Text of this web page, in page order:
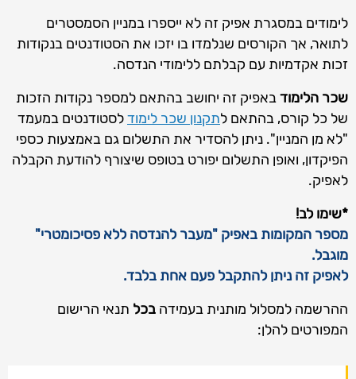
לימודים במסגרת אפיק זה לא ייספרו במניין הסמסטרים
לתואר, אך הקורסים שנלמדו בו יזכו את הסטודנטים בנקודות
זכות אקדמיות עם קבלתם ללימודי הנדסה.
שכר הלימודבאפיק זה יחושב בהתאם למספר נקודות הזכות
של כל קורס, בהתאם לתקנון שכר לימודלסטודנטים במעמד
"לא מן המניין". ניתן להסדיר את התשלום גם באמצעות כספי
הפיקדון, ואופן התשלום יפורט בטופס שיצורף להודעת הקבלה
לאפיק.
*שימו לב!
מספר המקומות באפיק "מעבר להנדסה ללא פסיכומטרי"
מוגבל.
לאפיק זה ניתן להתקבל פעם אחת בלבד.
ההרשמה למסלול מותנית בעמידה בכל תנאי הרישום
המפורטים להלן: